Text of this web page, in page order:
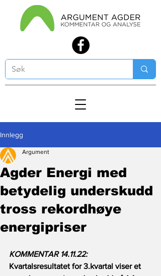
Innlegg
Agder Energi med
betydelig underskudd
tross rekordhøye
energipriser
Argument
KOMMENTAR 14.11.22:
Kvartalsresultatet for 3.kvartal viser et